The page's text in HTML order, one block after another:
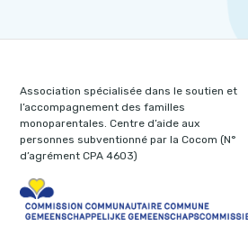
Association spécialisée dans le soutien et
l’accompagnement des familles
monoparentales. Centre d’aide aux
personnes subventionné par la Cocom (N°
d’agrément CPA 4603)